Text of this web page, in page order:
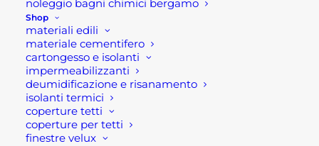
noleggio bagni chimici bergamo
Shop
materiali edili
materiale cementifero
cartongesso e isolanti
impermeabilizzanti
deumidificazione e risanamento
isolanti termici
coperture tetti
coperture per tetti
finestre velux
Questa valigetta attrezzi contiene:
n. 9 chiavi a brugola in serie
n. 1 cutter 18 cm
n. 4 giraviti
n. 1 flessometro 5 metri
n. 2 giraviti di precisione
n. 1 chiave a rullino